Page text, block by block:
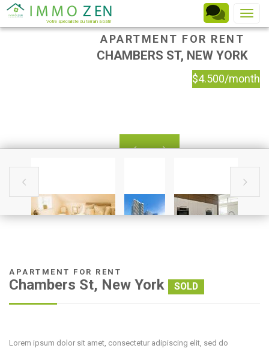
Votre spécialiste du terrain à bâtir
APARTMENT FOR RENT
CHAMBERS ST, NEW YORK
$4.500/month


 
APARTMENT FOR RENT
Chambers St, New York SOLD
Lorem ipsum dolor sit amet, consectetur adipiscing elit, sed do